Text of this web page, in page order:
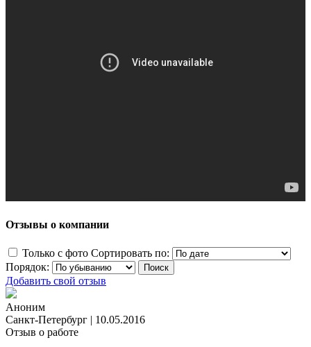
Отзывы о компании
Только с фото Сортировать по:
Порядок:
Добавить свой отзыв
Аноним
Санкт-Петербург | 10.05.2016
Отзыв о работе